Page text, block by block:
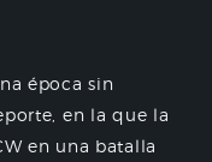
época sin
en la que la
en una batalla